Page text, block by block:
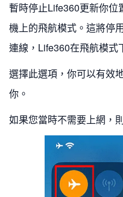
暫時停止Life360更新你位
機上的飛航模式。這將停
連線，Life360在飛航模式
選擇此選項，你可以有效
你。
如果您當時不需要上網，